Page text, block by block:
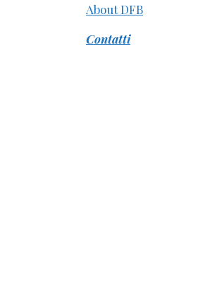
About DFB
Contatti